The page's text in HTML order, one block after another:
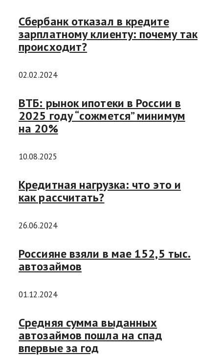
Сбербанк отказал в кредите
зарплатному клиенту: почему так
происходит?
02.02.2024
ВТБ: рынок ипотеки в России в
2025 году “сожмется” минимум
на 20%
10.08.2025
Кредитная нагрузка: что это и
как рассчитать?
26.06.2024
Россияне взяли в мае 152,5 тыс.
автозаймов
01.12.2024
Средняя сумма выданных
автозаймов пошла на спад
впервые за год